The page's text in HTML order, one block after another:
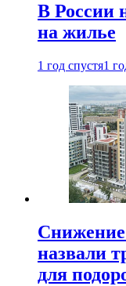
В России
на жилье
1 год спустя1
назвали
для